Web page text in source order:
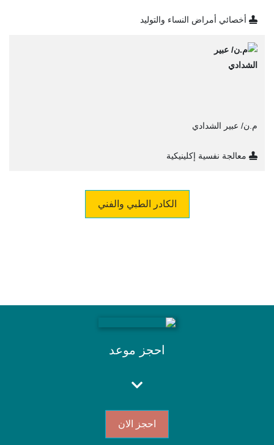
أخصائي أمراض النساء والتوليد
م.ن/ عبير الشدادي
معالجة نفسية إكلينيكية
الكادر الطبي والفني
احجز موعد
احجز الان